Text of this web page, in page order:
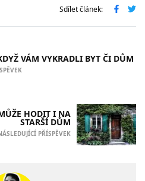
Sdílet článek:
VÁM VYKRADLI BYT ČI DŮM
HODIT I NA
STARŠÍ DŮM
PŘÍSPĚVEK